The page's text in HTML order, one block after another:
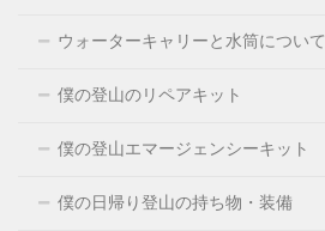
ウォーターキャリーと水筒について
僕の登山のリペアキット
僕の登山エマージェンシーキット
僕の日帰り登山の持ち物・装備